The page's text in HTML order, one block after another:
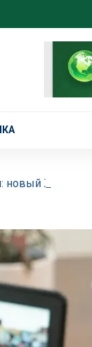
новый ЖК